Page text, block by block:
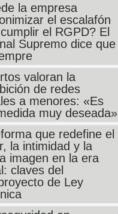
la empresa
el escalafón
el RGPD? El
Supremo dice que
valoran la
de redes
a menores: «Es
muy deseada»
que redefine el
la intimidad y la
imagen en la era
claves del
de Ley